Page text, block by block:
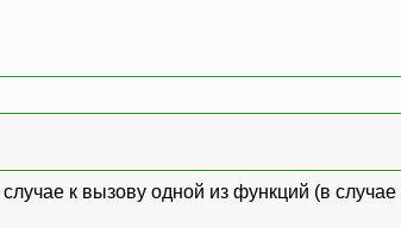
случае к вызову одной из функций (в